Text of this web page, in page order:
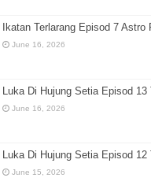
Ikatan Terlarang Episod 7 Astro
June 16, 2026
Luka Di Hujung Setia Episod
June 16, 2026
Luka Di Hujung Setia Episod 12
June 15, 2026